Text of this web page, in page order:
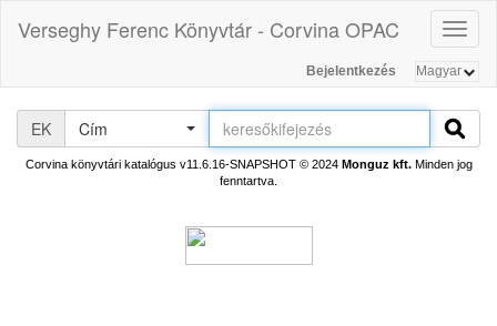
Verseghy Ferenc Könyvtár - Corvina OPAC
Bejelentkezés
EK Cím
Corvina könyvtári katalógus v11.6.16-SNAPSHOT© 2024 Monguz kft.Minden jog
fenntartva.